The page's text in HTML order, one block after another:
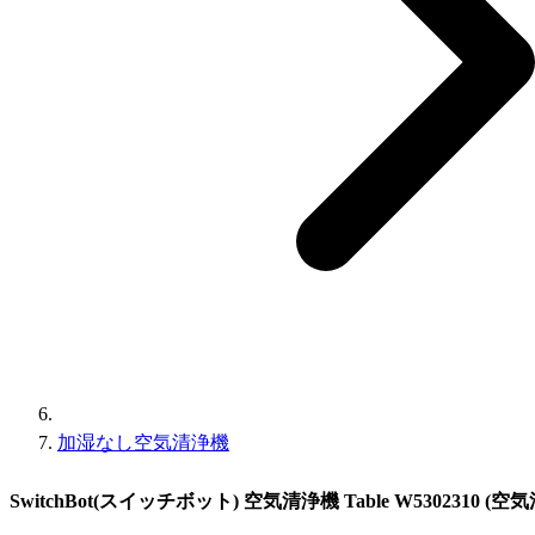
加湿なし空気清浄機
SwitchBot(スイッチボット) 空気清浄機 Table W5302310 (空気